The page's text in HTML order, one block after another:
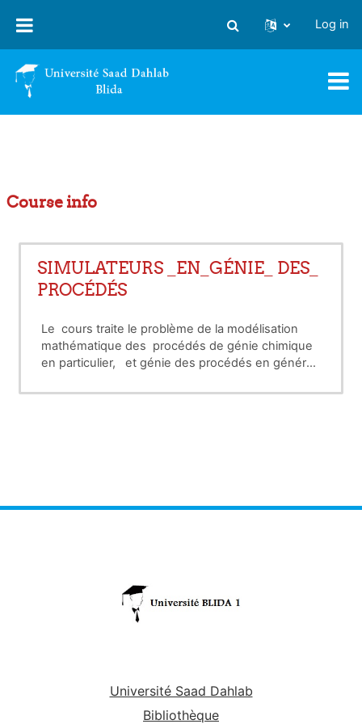
Toggle search input
Log in
Course info
SIMULATEURS _EN_GÉNIE_ DES_
PROCÉDÉS
Le cours traite le problème de la modélisation
mathématique des procédés de génie chimique
en particulier, et génie des procédés en général.
On passe de la modélisation mathématique à
Université Saad Dahlab
Bibliothèque